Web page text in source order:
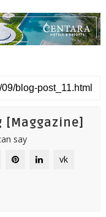
[Maggazine]
say
vk